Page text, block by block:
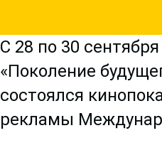
С 28 по 30
«Поколение
состоялся
рекламы